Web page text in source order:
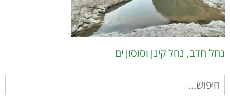
נחל חדב, נחל קינן וסוסון ים
חיפוש
עבור: